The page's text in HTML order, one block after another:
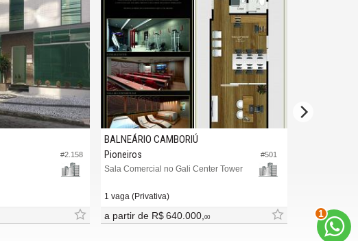
#2.158 #501
BALNEÁRIO CAMBORIÚ
Pioneiros
Sala Comercial no Gali Center Tower
1 vaga (Privativa)
a partir de R$ 640.000,00 R$ 220.000,